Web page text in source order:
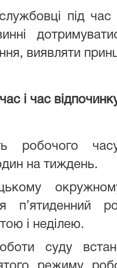
під час
виявляти
і час
робочого
на тиждень.
і неділею.
суду